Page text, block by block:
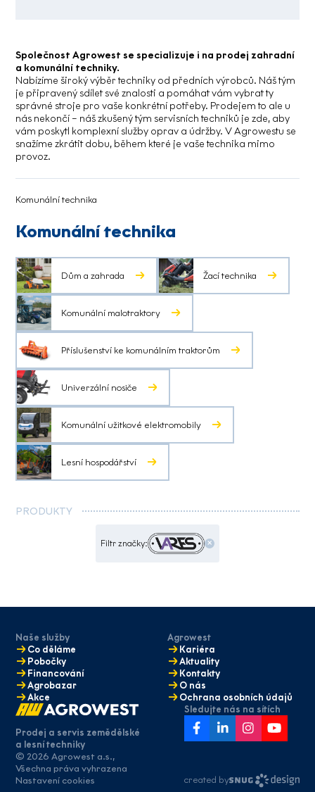
Společnost Agrowest se specializuje i na prodej zahradní
a komunální techniky.
Nabízíme široký výběr techniky od předních výrobců. Náš tým
je připravený sdílet své znalosti a pomáhat vám vybrat ty
správné stroje pro vaše konkrétní potřeby. Prodejem to ale u
nás nekončí – náš zkušený tým servisních techniků je zde, aby
vám poskytl komplexní služby oprav a údržby. V Agrowestu se
snažíme zkrátit dobu, během které je vaše technika mimo
provoz.
Komunální technika
Komunální technika
Dům a zahrada Žací technika
Komunální malotraktory
Příslušenství ke komunálním traktorům
Univerzální nosiče
Komunální užitkové elektromobily
Lesní hospodářství
PRODUKTY
Filtr značky: ×
Prodej a servis zemědělské
a lesní techniky
© 2026 Agrowest a.s.,
Všechna práva vyhrazena
Nastavení cookies
Naše služby
Co děláme
Pobočky
Financování
Agrobazar
Akce
Agrowest
Kariéra
Aktuality
Kontakty
O nás
Ochrana osobních údajů
Sledujte nás na sítích
created by
o naše služby?